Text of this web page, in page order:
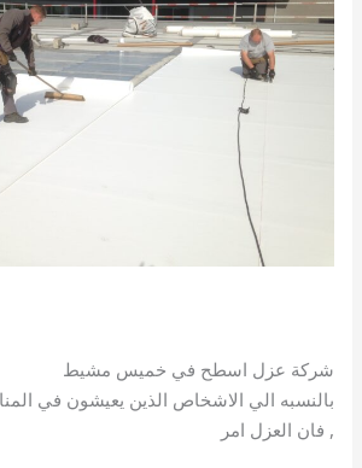
شركة عزل اسطح في خميس مشيط
بالنسبه الي الاشخاص الذين يعيشون في
, فان العزل امر